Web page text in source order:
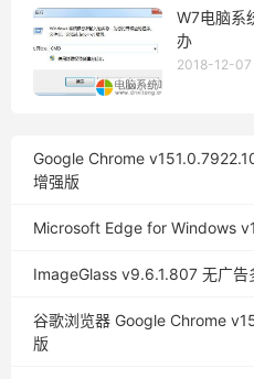
W7电脑系
办
2018-12-07
Google Chrome
增强版
Microsoft Edge for Windows
ImageGlass v9.6.1.807 无广告
谷歌浏览器 Google Chrome
版